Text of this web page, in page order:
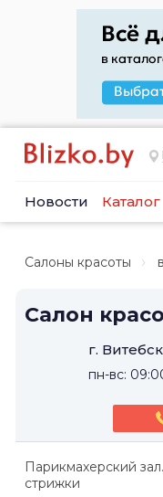
Новости Каталог
Салоны красоты
Салон
г.
пн-вс:
Парикмахерский
стрижки